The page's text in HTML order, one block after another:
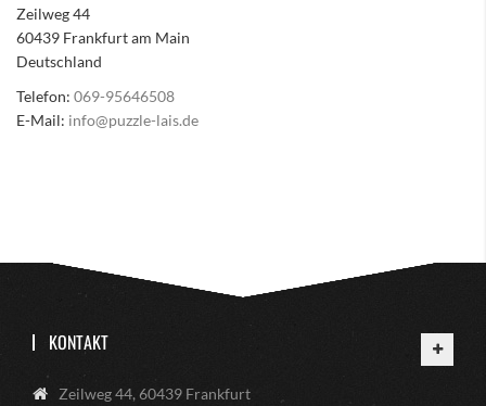
Zeilweg 44
60439 Frankfurt am Main
Deutschland
Telefon: 069-95646508
E-Mail: info@puzzle-lais.de
KONTAKT
Zeilweg 44, 60439 Frankfurt